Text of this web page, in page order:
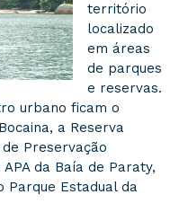
território
localizado
em áreas
de parques
e reservas.
urbano ficam o
a Reserva
Preservação
da Baía de Paraty,
Estadual da